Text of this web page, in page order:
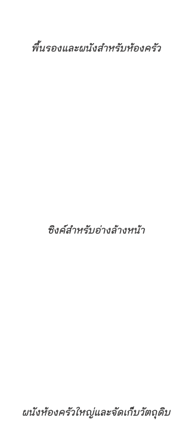
พื้นรองและผนังสำหรับห้องครัว
ซิงค์สำหรับอ่างล้างหน้า
ผนังห้องครัวใหญ่และจัดเก็บวัตถุดิบ